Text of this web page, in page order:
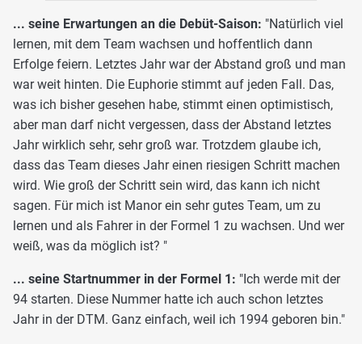
... seine Erwartungen an die Debüt-Saison: "Natürlich viel
lernen, mit dem Team wachsen und hoffentlich dann
Erfolge feiern. Letztes Jahr war der Abstand groß und man
war weit hinten. Die Euphorie stimmt auf jeden Fall. Das,
was ich bisher gesehen habe, stimmt einen optimistisch,
aber man darf nicht vergessen, dass der Abstand letztes
Jahr wirklich sehr, sehr groß war. Trotzdem glaube ich,
dass das Team dieses Jahr einen riesigen Schritt machen
wird. Wie groß der Schritt sein wird, das kann ich nicht
sagen. Für mich ist Manor ein sehr gutes Team, um zu
lernen und als Fahrer in der Formel 1 zu wachsen. Und wer
weiß, was da möglich ist? "
... seine Startnummer in der Formel 1: "Ich werde mit der
94 starten. Diese Nummer hatte ich auch schon letztes
Jahr in der DTM. Ganz einfach, weil ich 1994 geboren bin."